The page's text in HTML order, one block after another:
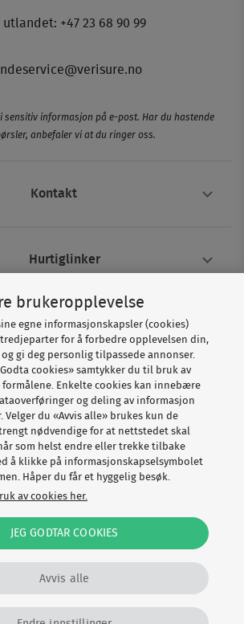
utlandet: +47 23 68 90 99
sensitiv informasjon på e-post. Har du hastende
anbefaler vi at du ringer oss.
Kontakt
Hurtiglinker
Om Verisure
© Verisure 2026
Personvernerklæring
og klage Speak Up
brukeropplevelse
egne informasjonskapsler (cookies)
for å forbedre opplevelsen din,
gi deg personlig tilpassede annonser.
cookies» samtykker du til bruk av
formålene. Enkelte cookies kan innebære
og deling av informasjon
Velger du «Avvis alle» brukes kun de
nødvendige for at nettstedet skal
som helst endre eller trekke tilbake
å klikke på informasjonskapselsymbolet
Håper du får et hyggelig besøk.
av cookies her.
Avvis alle
JEG GODTAR COOKIES